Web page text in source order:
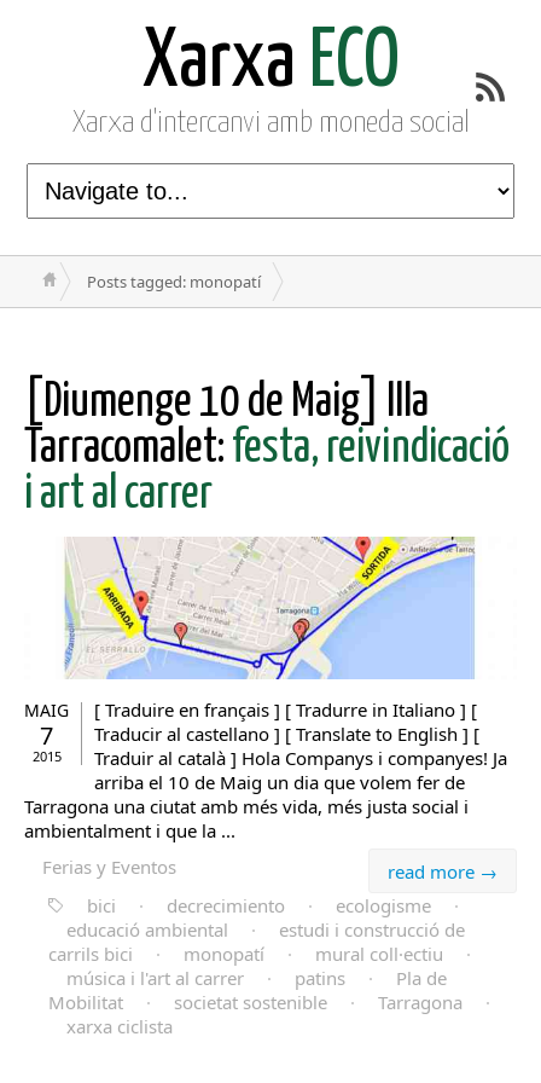
Xarxa ECO
Xarxa d'intercanvi amb moneda social
Posts tagged: monopatí
[Diumenge 10 de Maig] IIIa
Tarracomalet: festa, reivindicació
i art al carrer
MAIG
7
2015
[ Traduire en français ] [ Tradurre in Italiano ] [
Traducir al castellano ] [ Translate to English ] [
Traduir al català ] Hola Companys i companyes! Ja
arriba el 10 de Maig un dia que volem fer de
Tarragona una ciutat amb més vida, més justa social i
ambientalment i que la ...
read more →
Ferias y Eventos
bici
· decrecimiento · ecologisme
·
educació ambiental
·
estudi i construcció de
carrils bici
· monopatí · mural coll·ectiu
·
música i l'art al carrer
· patins ·
Pla de
Mobilitat
· societat sostenible · Tarragona
·
xarxa ciclista